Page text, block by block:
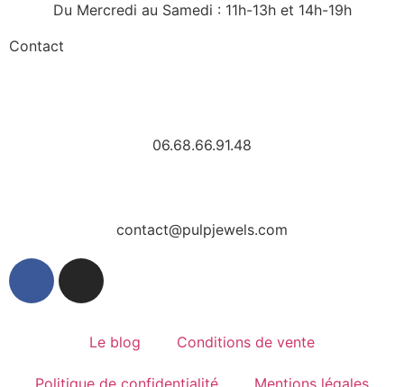
Du Mercredi au Samedi : 11h-13h et 14h-19h
Contact
06.68.66.91.48
contact@pulpjewels.com
Le blog Conditions de vente